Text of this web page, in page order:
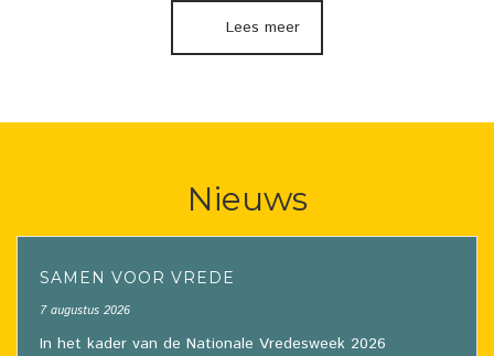
Lees meer
Nieuws
SAMEN VOOR VREDE
7 augustus 2026
In het kader van de Nationale Vredesweek 2026